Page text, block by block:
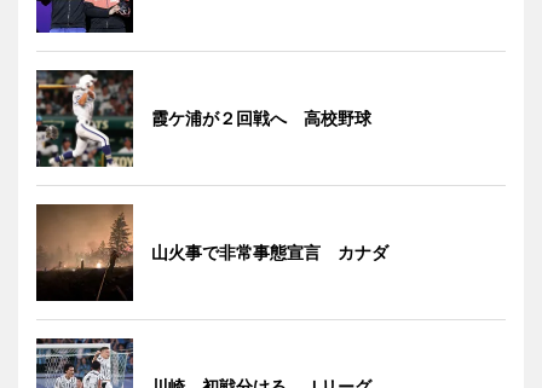
霞ケ浦が２回戦へ 高校野球
山火事で非常事態宣言 カナダ